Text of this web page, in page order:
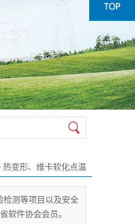
热变形、维卡软化点温
度测定仪
检测等项目以及安全
软件协会会员。